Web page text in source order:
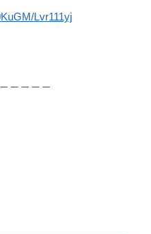
Lvr111yj
＿＿＿＿